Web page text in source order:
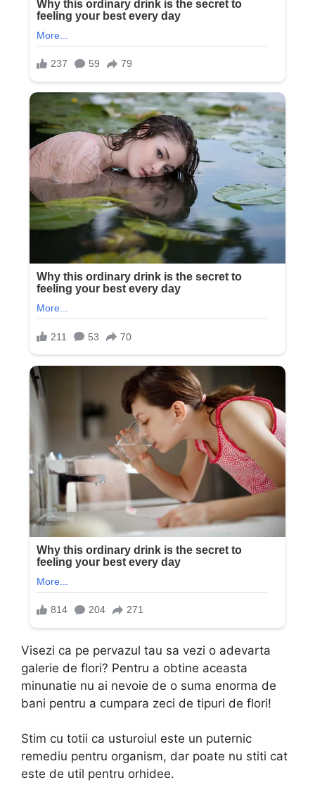
Visezi ca pe pervazul tau sa vezi o adevarta
galerie de flori? Pentru a obtine aceasta
minunatie nu ai nevoie de o suma enorma de
bani pentru a cumpara zeci de tipuri de flori!
Stim cu totii ca usturoiul este un puternic
remediu pentru organism, dar poate nu stiti cat
este de util pentru orhidee.